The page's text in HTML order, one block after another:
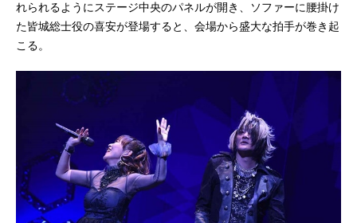
れられるようにステージ中央のパネルが開き、ソファーに腰掛け
た皆城総士役の喜安が登場すると、会場から盛大な拍手が巻き起
こる。